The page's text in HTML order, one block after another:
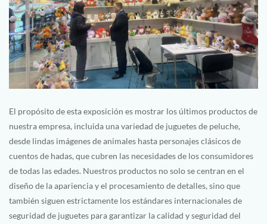
El propósito de esta exposición es mostrar los últimos productos de
nuestra empresa, incluida una variedad de juguetes de peluche,
desde lindas imágenes de animales hasta personajes clásicos de
cuentos de hadas, que cubren las necesidades de los consumidores
de todas las edades. Nuestros productos no solo se centran en el
diseño de la apariencia y el procesamiento de detalles, sino que
también siguen estrictamente los estándares internacionales de
seguridad de juguetes para garantizar la calidad y seguridad del